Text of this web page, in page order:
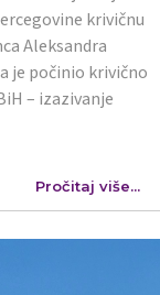
krivičnu
Aleksandra
je počinio krivično
– izazivanje
Pročitaj više...